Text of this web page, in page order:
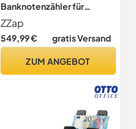
Banknotenzähler für
gemischte Stückelungen &
Falschgelddetektor -
Geldzählmaschine
Banknotenzählmaschine
ZZap
549,99 € gratis Versand
ZUM ANGEBOT